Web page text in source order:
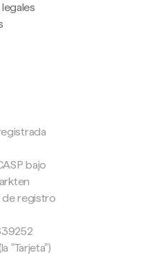
bajo
de registro
"Tarjeta")